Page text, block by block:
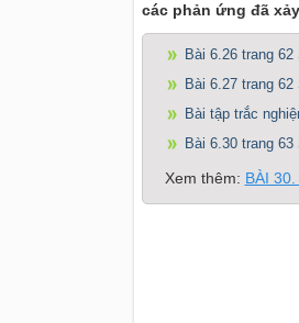
các phản ứng đã
Bài 6.26 trang
Bài 6.27 trang
Bài tập trắc
Bài 6.30 trang
Xem thêm: BÀI